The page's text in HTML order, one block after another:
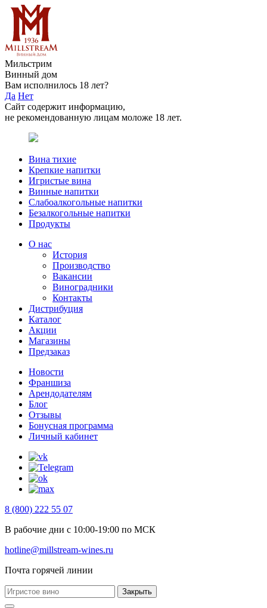
Мильстрим
Винный дом
Вам исполнилось 18 лет?
Да Нет
Сайт содержит информацию,
не рекомендованную лицам моложе 18 лет.
Вина тихие
Крепкие напитки
Игристые вина
Винные напитки
Слабоалкогольные напитки
Безалкогольные напитки
Продукты
О нас
История
Производство
Вакансии
Виноградники
Контакты
Дистрибуция
Каталог
Акции
Магазины
Предзаказ
Новости
Франшиза
Арендодателям
Блог
Отзывы
Бонусная программа
Личный кабинет
8 (800) 222 55 07
В рабочие дни с 10:00-19:00 по МСК
hotline@millstream-wines.ru
Почта горячей линии
Закрыть